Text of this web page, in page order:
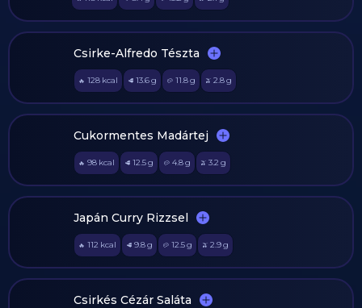
Csirke-Alfredo Tészta
🔥 128 kcal 🥩 13.6g 🥔 11.8g 🫒 2.8g
Cukormentes Madártej
🔥 98 kcal 🥩 12.5g 🥔 4.8g 🫒 3.2 g
Japán Curry Rizzsel
🔥 112 kcal 🥩 9.8g 🥔 12.5g 🫒 2.9g
Csirkés Cézár Saláta